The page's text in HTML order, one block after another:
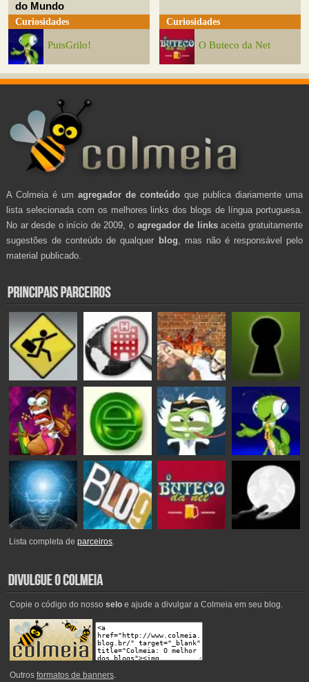
do Mundo
Curiosidades
PutsGrilo!
Curiosidades
O Buteco da Net
A Colmeia é um agregador de conteúdo que publica diariamente uma
lista selecionada com os melhores links dos blogs de língua portuguesa.
No ar desde o início de 2009, o agregador de linksaceita gratuitamente
sugestões de conteúdo de qualquer blog , mas não é responsável pelo
material publicado.
Lista completa deparceiros.
Copie o código do nosso seloe ajude a divulgar a Colmeia em seu blog.
Outros formatos de banners.